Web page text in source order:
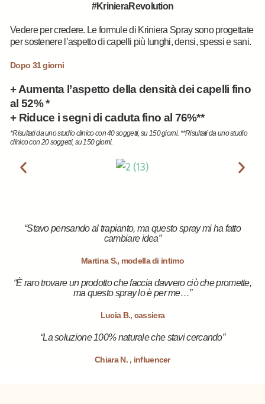
#KrinieraRevolution
Vedere per credere. Le formule di Kriniera Spray sono progettate
per sostenere l’aspetto di capelli più lunghi, densi, spessi e sani.
Dopo 31 giorni
+Aumenta l’aspetto della densità dei capelli fino
al 52% *
+Riduce i segni di caduta fino al 76%**
*Risultati da uno studio clinico con 40 soggetti, su 150 giorni. **Risultati da uno studio
clinico con 20 soggetti, su 150 giorni.
“Stavo pensando al trapianto, ma questo spray mi ha fatto
cambiare idea”
Martina S., modella di intimo
“È raro trovare un prodotto che faccia davvero ciò che promette,
ma questo spray lo è per me…”
Lucia B., cassiera
“La soluzione 100% naturale che stavi cercando”
Chiara N. , influencer